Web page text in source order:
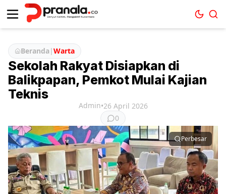
Beranda|Warta
Sekolah Rakyat Disiapkan di
Balikpapan, Pemkot Mulai Kajian
Teknis
Admin•26 April 2026
0
Perbesar